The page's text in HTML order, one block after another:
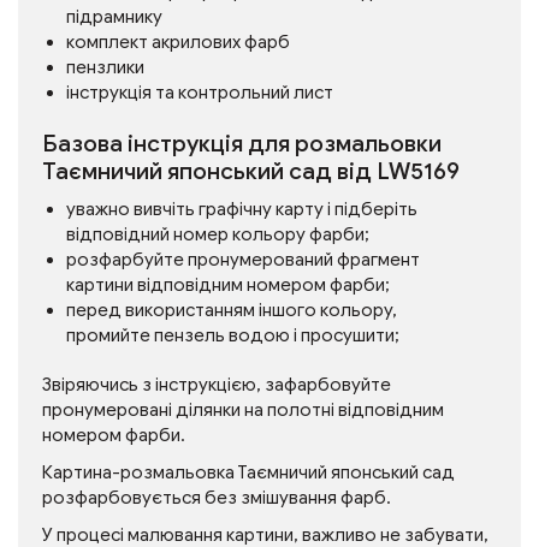
підрамнику
комплект акрилових фарб
пензлики
інструкція та контрольний лист
Базова інструкція для розмальовки
Таємничий японський сад від LW5169
уважно вивчіть графічну карту і підберіть
відповідний номер кольору фарби;
розфарбуйте пронумерований фрагмент
картини відповідним номером фарби;
перед використанням іншого кольору,
промийте пензель водою і просушити;
Звіряючись з інструкцією, зафарбовуйте
пронумеровані ділянки на полотні відповідним
номером фарби.
Картина-розмальовка Таємничий японський сад
розфарбовується без змішування фарб.
У процесі малювання картини, важливо не забувати,